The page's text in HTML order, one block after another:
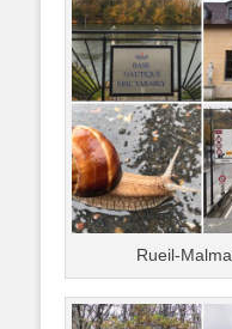
Rueil-